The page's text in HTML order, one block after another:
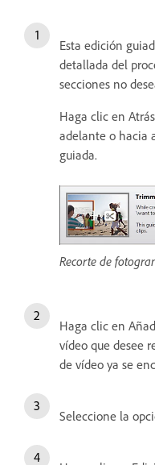
Esta edición
detallada del
secciones no
Haga clic en
adelante o hacia
guiada.
Recorte de
Haga clic en
vídeo que desee
de vídeo ya se
Seleccione la